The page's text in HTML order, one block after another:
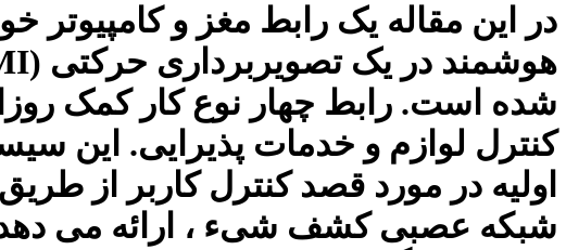
در این مقاله یک رابط مغز و کامپیوتر
شده است. رابط چهار نوع کار کمک
کنترل لوازم و خدمات پذیرایی. این
اولیه در مورد قصد کنترل کاربر از
شبکه عصبی کشف شیء ، ارائه می دهد.